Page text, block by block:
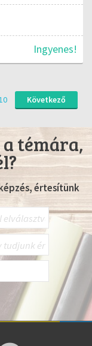
Ingyenes!
10 Következő
témára,
értesítünk